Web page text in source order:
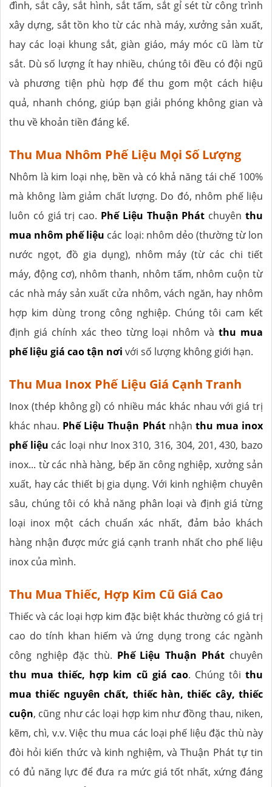
đình, sắt cây, sắt hình, sắt tấm, sắt gỉ sét từ công trình
xây dựng, sắt tồn kho từ các nhà máy, xưởng sản xuất,
hay các loại khung sắt, giàn giáo, máy móc cũ làm từ
sắt. Dù số lượng ít hay nhiều, chúng tôi đều có đội ngũ
và phương tiện phù hợp để thu gom một cách hiệu
quả, nhanh chóng, giúp bạn giải phóng không gian và
thu về khoản tiền đáng kể.
Thu Mua Nhôm Phế Liệu Mọi Số Lượng
Nhôm là kim loại nhẹ, bền và có khả năng tái chế 100%
mà không làm giảm chất lượng. Do đó, nhôm phế liệu
luôn có giá trị cao. Phế Liệu Thuận Phát chuyênthu
mua nhôm phế liệu các loại: nhôm dẻo (thường từ lon
nước ngọt, đồ gia dụng), nhôm máy (từ các chi tiết
máy, động cơ), nhôm thanh, nhôm tấm, nhôm cuộn từ
các nhà máy sản xuất cửa nhôm, vách ngăn, hay nhôm
hợp kim dùng trong công nghiệp. Chúng tôi cam kết
định giá chính xác theo từng loại nhôm vàthu mua
phế liệu giá cao tận nơi với số lượng không giới hạn.
Thu Mua Inox Phế Liệu Giá Cạnh Tranh
Inox (thép không gỉ) có nhiều mác khác nhau với giá trị
khác nhau. Phế Liệu Thuận Phátnhận thu mua inox
phế liệu các loại như Inox 310, 316, 304, 201, 430, bazo
inox... từ các nhà hàng, bếp ăn công nghiệp, xưởng sản
xuất, hay các thiết bị gia dụng. Với kinh nghiệm chuyên
sâu, chúng tôi có khả năng phân loại và định giá từng
loại inox một cách chuẩn xác nhất, đảm bảo khách
hàng nhận được mức giá cạnh tranh nhất cho phế liệu
inox của mình.
Thu Mua Thiếc, Hợp Kim Cũ Giá Cao
Thiếc và các loại hợp kim đặc biệt khác thường có giá trị
cao do tính khan hiếm và ứng dụng trong các ngành
công nghiệp đặc thù. Phế Liệu Thuận Phát chuyên
thu mua thiếc, hợp kim cũ giá cao. Chúng tôithu
mua thiếc nguyên chất, thiếc hàn, thiếc cây, thiếc
cuộn, cũng như các loại hợp kim như đồng thau, niken,
kẽm, chì, v.v. Việc thu mua các loại phế liệu đặc thù này
đòi hỏi kiến thức và kinh nghiệm, và Thuận Phát tự tin
có đủ năng lực để đưa ra mức giá tốt nhất, xứng đáng